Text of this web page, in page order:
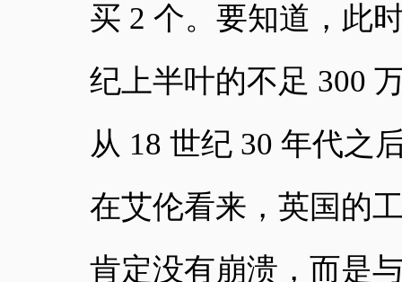
买 2 个。要知道，此
纪上半叶的不足 300
从 18 世纪 30 年代之
在艾伦看来，英国的
肯定没有崩溃，而是